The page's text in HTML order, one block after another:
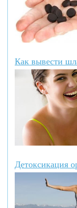
Как вывести
Детоксикация